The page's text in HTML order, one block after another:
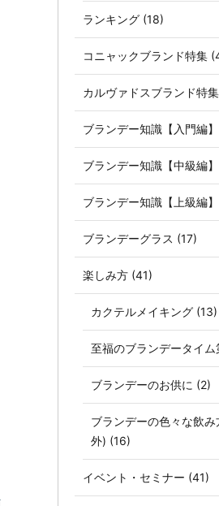
ランキング (18)
コニャックブランド特集
カルヴァドスブランド特
ブランデー知識【入門編
ブランデー知識【中級編
ブランデー知識【上級編
ブランデーグラス (17)
楽しみ方 (41)
カクテルメイキング (13)
至福のブランデータイム
ブランデーのお供に (2)
ブランデーの色々な飲
外) (16)
イベント・セミナー (41)